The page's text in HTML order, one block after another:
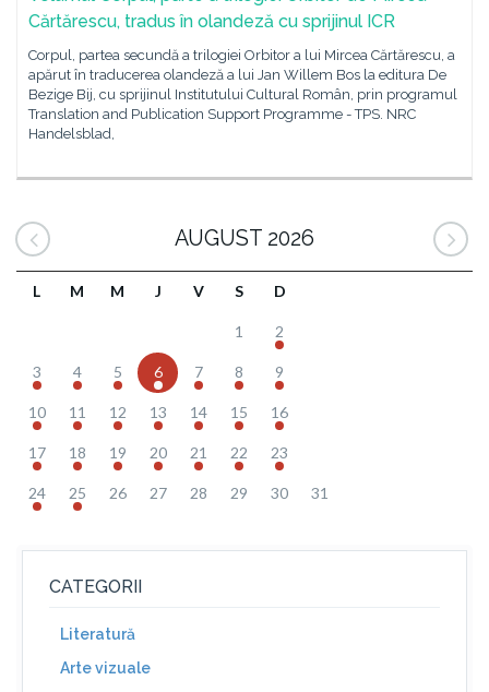
Cărtărescu, tradus în olandeză cu sprijinul ICR
Corpul, partea secundă a trilogiei Orbitor a lui Mircea Cărtărescu, a
apărut în traducerea olandeză a lui Jan Willem Bos la editura De
Bezige Bij, cu sprijinul Institutului Cultural Român, prin programul
Translation and Publication Support Programme - TPS. NRC
Handelsblad,
AUGUST 2026
L M M J V S D
1 2
3 4 5 6 7 8 9
10 11 12 13 14 15 16
17 18 19 20 21 22 23
24 25 26 27 28 29 30 31
CATEGORII
Literatură
Arte vizuale